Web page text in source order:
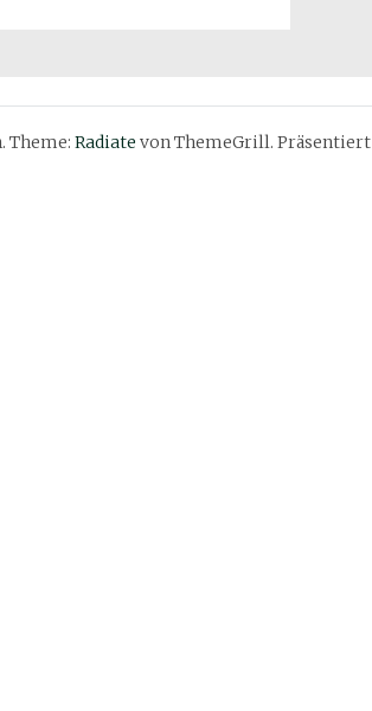
Theme:Radiate von ThemeGrill. Präsentiert